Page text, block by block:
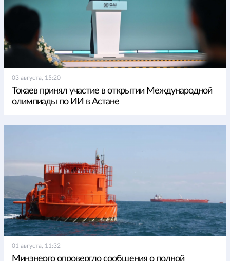
03 августа, 15:20
Токаев принял участие в открытии Международной
олимпиады по ИИ в Астане
01 августа, 11:32
Минэнерго опровергло сообщения о полной